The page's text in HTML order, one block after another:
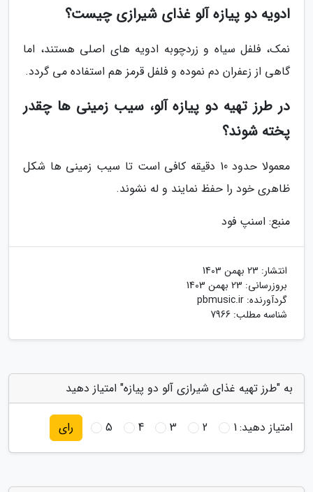
ادویه دو پیازه آلو غذای شیرازی چیست؟
نمک، فلفل سیاه و زردچوبه ادویه های اصلی هستند، اما
گاهی از زعفران دم نموده و فلفل قرمز هم استفاده می گردد.
در طرز تهیه دو پیازه آلو، سیب زمینی ها چقدر
پخته شوند؟
معمولا حدود 10 دقیقه کافی است تا سیب زمینی ها شکل
ظاهری خود را حفظ نمایند و له نشوند.
منبع: اسنپ فود
انتشار: 23 بهمن 1403
بروزرسانی: 23 بهمن 1403
گردآورنده: pbmusic.ir
شناسه مطلب: 7966
به "طرز تهیه غذای شیرازی آلو دو پیازه" امتیاز دهید
امتیاز دهید:1
2
3
4
5 رای